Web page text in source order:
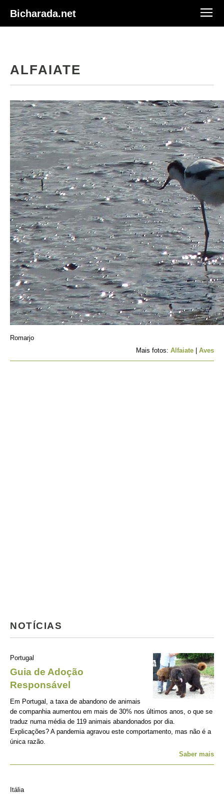
Bicharada.net
ALFAIATE
Romarjo
Mais fotos: Alfaiate Aves
NOTÍCIAS
Portugal
Guia de Adoção
Responsável
Em Portugal, a taxa de abandono de animais
de companhia aumentou em mais de 30% nos últimos anos, o que se
traduz numa média de 119 animais abandonados por dia.
Explicações? A pandemia agravou este comportamento, mas não é a
única razão.
Saber mais
Itália